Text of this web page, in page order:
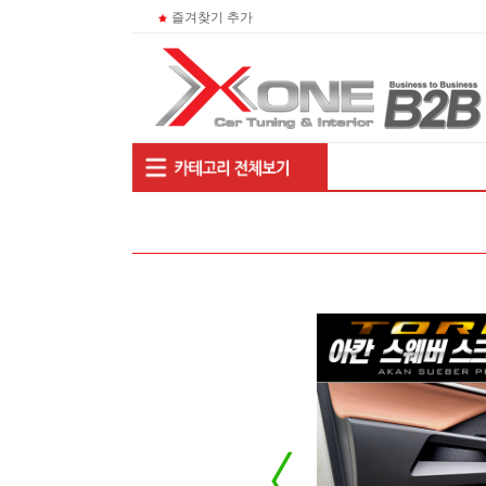
즐겨찾기 추가